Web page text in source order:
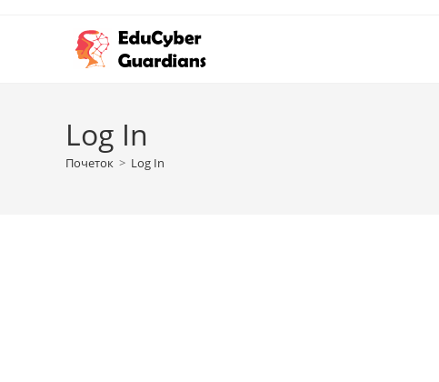
Log In
Почеток > Log In